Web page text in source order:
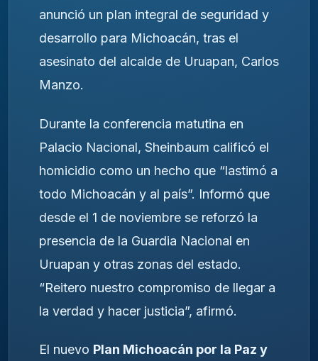
anunció un plan integral de seguridad y
desarrollo para Michoacán, tras el
asesinato del alcalde de Uruapan, Carlos
Manzo.
Durante la conferencia matutina en
Palacio Nacional, Sheinbaum calificó el
homicidio como un hecho que “lastimó a
todo Michoacán y al país”. Informó que
desde el 1 de noviembre se reforzó la
presencia de la Guardia Nacional en
Uruapan y otras zonas del estado.
“Reitero nuestro compromiso de llegar a
la verdad y hacer justicia”, afirmó.
El nuevo Plan Michoacán por la Paz y